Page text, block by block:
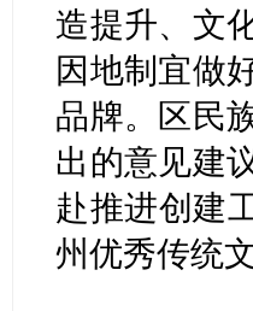
造提升、文
因地制宜做
品牌。区民
出的意见建
赴推进创建
州优秀传统